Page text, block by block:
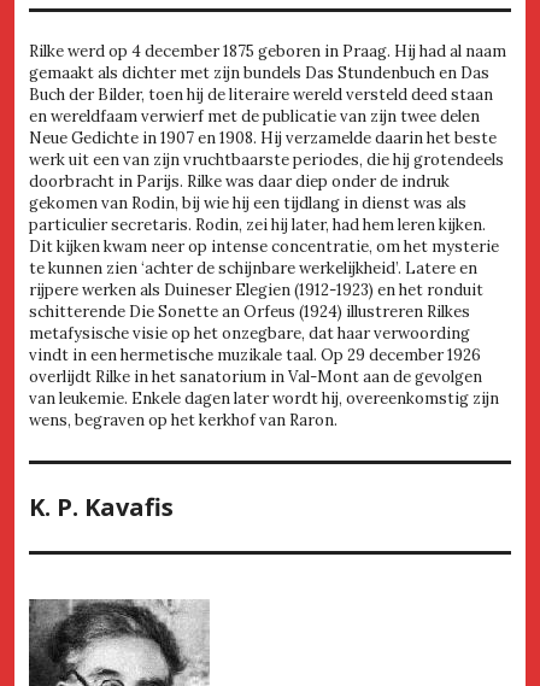
Rilke werd op 4 december 1875 geboren in Praag. Hij had al naam
gemaakt als dichter met zijn bundels Das Stundenbuch en Das
Buch der Bilder, toen hij de literaire wereld versteld deed staan
en wereldfaam verwierf met de publicatie van zijn twee delen
Neue Gedichte in 1907 en 1908. Hij verzamelde daarin het beste
werk uit een van zijn vruchtbaarste periodes, die hij grotendeels
doorbracht in Parijs. Rilke was daar diep onder de indruk
gekomen van Rodin, bij wie hij een tijdlang in dienst was als
particulier secretaris. Rodin, zei hij later, had hem leren kijken.
Dit kijken kwam neer op intense concentratie, om het mysterie
te kunnen zien ‘achter de schijnbare werkelijkheid’. Latere en
rijpere werken als Duineser Elegien (1912-1923) en het ronduit
schitterende Die Sonette an Orfeus (1924) illustreren Rilkes
metafysische visie op het onzegbare, dat haar verwoording
vindt in een hermetische muzikale taal. Op 29 december 1926
overlijdt Rilke in het sanatorium in Val-Mont aan de gevolgen
van leukemie. Enkele dagen later wordt hij, overeenkomstig zijn
wens, begraven op het kerkhof van Raron.
K. P. Kavafis